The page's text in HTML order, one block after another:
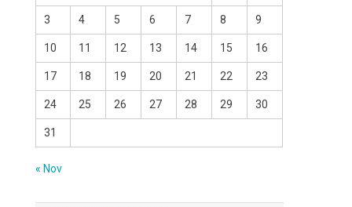
3 4 5 6 7 8 9
10 11 12 13 14 15 16
17 18 19 20 21 22 23
24 25 26 27 28 29 30
31
« Nov